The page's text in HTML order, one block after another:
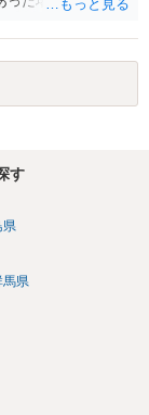
る」と「通知義務
事は相手に通知が
見直しは適宜出
そのとおりかと思
す
県
馬県